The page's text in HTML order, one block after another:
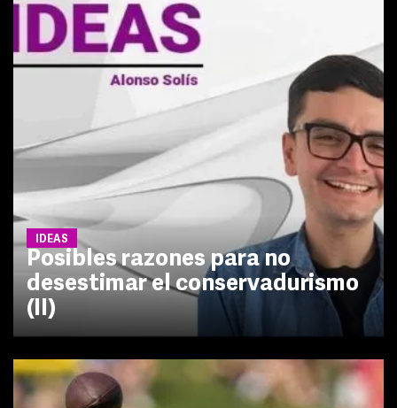
IDEAS
Posibles razones para no
desestimar el conservadurismo
(II)